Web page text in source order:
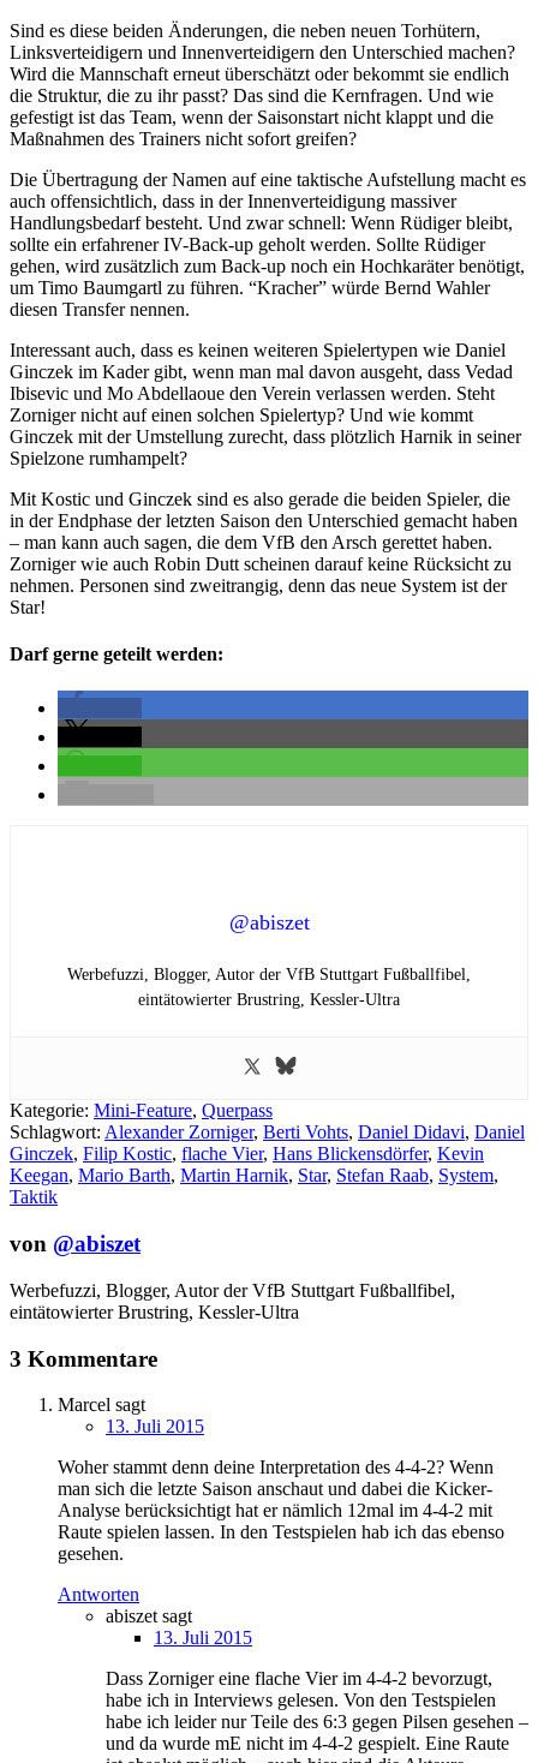
Sind es diese beiden Änderungen, die neben neuen Torhütern,
Linksverteidigern und Innenverteidigern den Unterschied machen?
Wird die Mannschaft erneut überschätzt oder bekommt sie endlich
die Struktur, die zu ihr passt? Das sind die Kernfragen. Und wie
gefestigt ist das Team, wenn der Saisonstart nicht klappt und die
Maßnahmen des Trainers nicht sofort greifen?
Die Übertragung der Namen auf eine taktische Aufstellung macht es
auch offensichtlich, dass in der Innenverteidigung massiver
Handlungsbedarf besteht. Und zwar schnell: Wenn Rüdiger bleibt,
sollte ein erfahrener IV-Back-up geholt werden. Sollte Rüdiger
gehen, wird zusätzlich zum Back-up noch ein Hochkaräter benötigt,
um Timo Baumgartl zu führen. “Kracher” würde Bernd Wahler
diesen Transfer nennen.
Interessant auch, dass es keinen weiteren Spielertypen wie Daniel
Ginczek im Kader gibt, wenn man mal davon ausgeht, dass Vedad
Ibisevic und Mo Abdellaoue den Verein verlassen werden. Steht
Zorniger nicht auf einen solchen Spielertyp? Und wie kommt
Ginczek mit der Umstellung zurecht, dass plötzlich Harnik in seiner
Spielzone rumhampelt?
Mit Kostic und Ginczek sind es also gerade die beiden Spieler, die
in der Endphase der letzten Saison den Unterschied gemacht haben
– man kann auch sagen, die dem VfB den Arsch gerettet haben.
Zorniger wie auch Robin Dutt scheinen darauf keine Rücksicht zu
nehmen. Personen sind zweitrangig, denn das neue System ist der
Star!
Darf gerne geteilt werden:
@abiszet
Werbefuzzi, Blogger, Autor der VfB Stuttgart Fußballfibel,
eintätowierter Brustring, Kessler-Ultra
Kategorie: Mini-Feature, Querpass
Schlagwort: Alexander Zorniger, Berti Vohts, Daniel Didavi, Daniel
Ginczek, Filip Kostic, flache Vier, Hans Blickensdörfer, Kevin
Keegan, Mario Barth, Martin Harnik, Star, Stefan Raab, System,
Taktik
von @abiszet
Werbefuzzi, Blogger, Autor der VfB Stuttgart Fußballfibel,
eintätowierter Brustring, Kessler-Ultra
3 Kommentare
Marcel sagt
13. Juli 2015
Woher stammt denn deine Interpretation des 4-4-2? Wenn
man sich die letzte Saison anschaut und dabei die Kicker-
Analyse berücksichtigt hat er nämlich 12mal im 4-4-2 mit
Raute spielen lassen. In den Testspielen hab ich das ebenso
gesehen.
Antworten
abiszet sagt
13. Juli 2015
Dass Zorniger eine flache Vier im 4-4-2 bevorzugt,
habe ich in Interviews gelesen. Von den Testspielen
habe ich leider nur Teile des 6:3 gegen Pilsen gesehen –
und da wurde mE nicht im 4-4-2 gespielt. Eine Raute